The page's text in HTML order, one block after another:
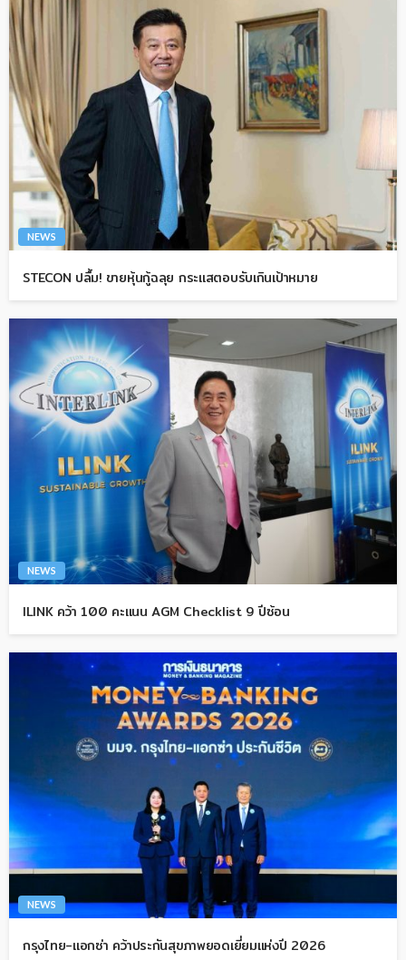
NEWS
STECON ปลื้ม! ขายหุ้นกู้ฉลุย กระแสตอบรับเกินเป้าหมาย
NEWS
ILINK คว้า 100 คะแนน AGM Checklist 9 ปีซ้อน
NEWS
กรุงไทย-แอกซ่า คว้าประกันสุขภาพยอดเยี่ยมแห่งปี 2026